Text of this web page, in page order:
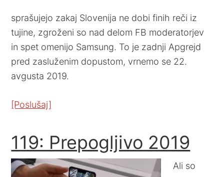
sprašujejo zakaj Slovenija ne dobi finih reči iz
tujine, zgroženi so nad delom FB moderatorjev
in spet omenijo Samsung. To je zadnji Apgrejd
pred zasluženim dopustom, vrnemo se 22.
avgusta 2019.
[Poslušaj]
119: Prepogljivo 2019
Ali so